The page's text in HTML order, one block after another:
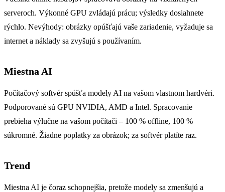
serveroch. Výkonné GPU zvládajú prácu; výsledky dosiahnete
rýchlo. Nevýhody: obrázky opúšťajú vaše zariadenie, vyžaduje sa
internet a náklady sa zvyšujú s používaním.
Miestna AI
Počítačový softvér spúšťa modely AI na vašom vlastnom hardvéri.
Podporované sú GPU NVIDIA, AMD a Intel. Spracovanie
prebieha výlučne na vašom počítači – 100 % offline, 100 %
súkromné. Žiadne poplatky za obrázok; za softvér platíte raz.
Trend
Miestna AI je čoraz schopnejšia, pretože modely sa zmenšujú a